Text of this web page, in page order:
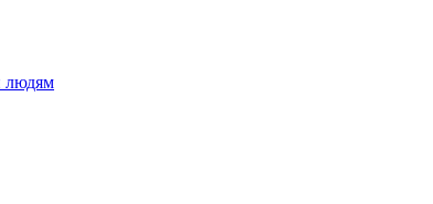
людям